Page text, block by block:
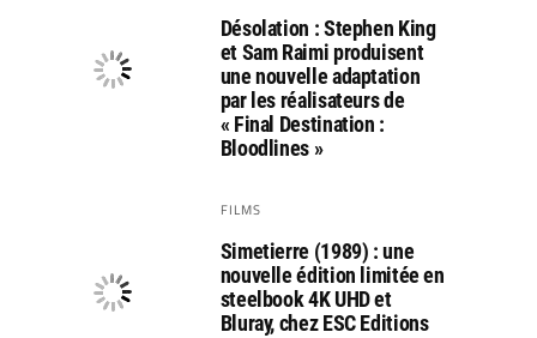
Désolation : Stephen King
et Sam Raimi produisent
une nouvelle adaptation
par les réalisateurs de
« Final Destination :
Bloodlines »
FILMS
Simetierre (1989) : une
nouvelle édition limitée en
steelbook 4K UHD et
Bluray, chez ESC Editions